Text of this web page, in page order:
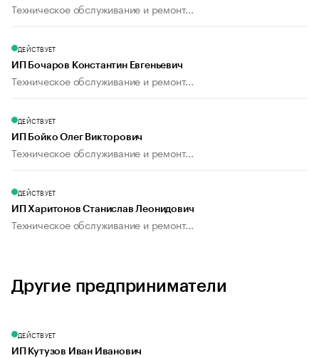
Техническое обслуживание и ремонт...
ДЕЙСТВУЕТ
ИП Бочаров Константин Евгеньевич
Техническое обслуживание и ремонт...
ДЕЙСТВУЕТ
ИП Бойко Олег Викторович
Техническое обслуживание и ремонт...
ДЕЙСТВУЕТ
ИП Харитонов Станислав Леонидович
Техническое обслуживание и ремонт...
Другие предприниматели
ДЕЙСТВУЕТ
ИП Кутузов Иван Иванович